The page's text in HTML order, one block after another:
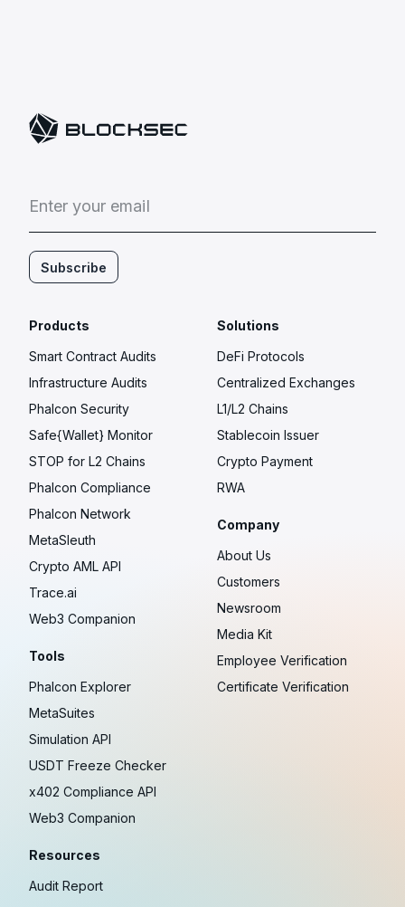
Enter your email
Subscribe
Products
Smart Contract Audits
Infrastructure Audits
Phalcon Security
Safe{Wallet} Monitor
STOP for L2 Chains
Phalcon Compliance
Phalcon Network
MetaSleuth
Crypto AML API
Trace.ai
Web3 Companion
Tools
Phalcon Explorer
MetaSuites
Simulation API
USDT Freeze Checker
x402 Compliance API
Web3 Companion
Resources
Audit Report
Solutions
DeFi Protocols
Centralized Exchanges
L1/L2 Chains
Stablecoin Issuer
Crypto Payment
RWA
Company
About Us
Customers
Newsroom
Media Kit
Employee Verification
Certificate Verification